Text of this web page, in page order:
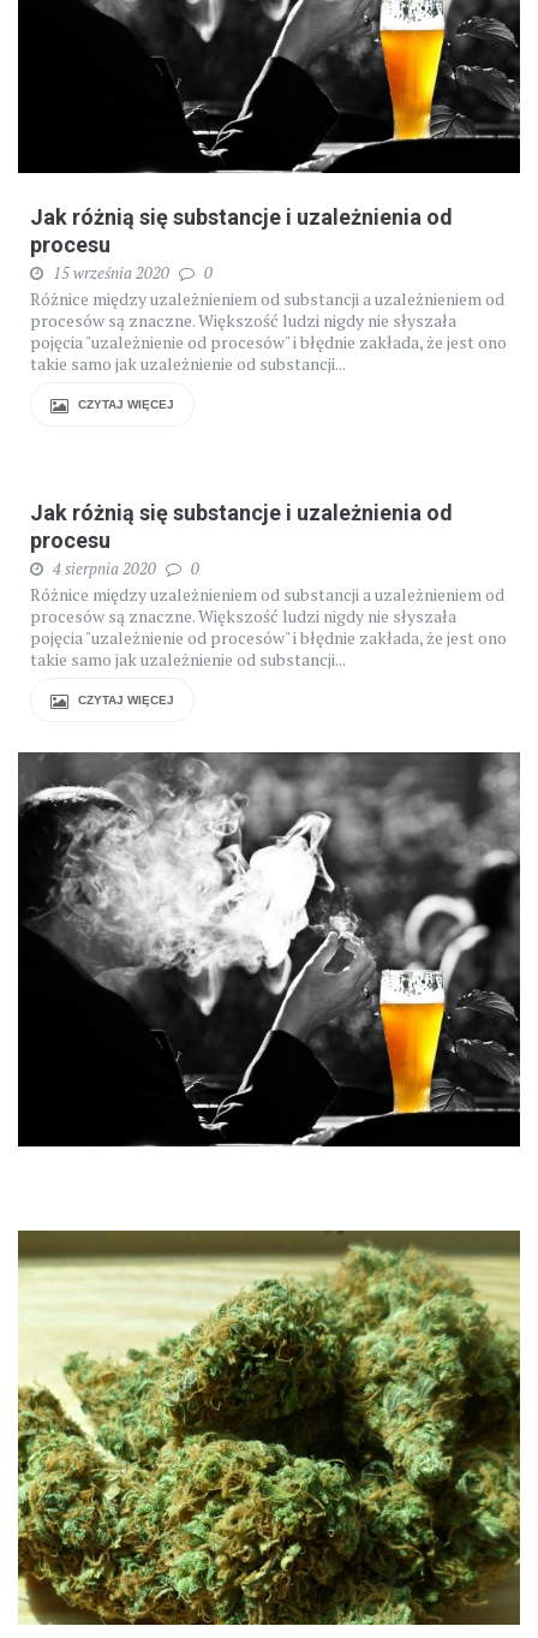
Jak różnią się substancje i uzależnienia od
procesu
15 września 2020 0
Różnice między uzależnieniem od substancji a uzależnieniem od
procesów są znaczne. Większość ludzi nigdy nie słyszała
pojęcia "uzależnienie od procesów" i błędnie zakłada, że jest ono
takie samo jak uzależnienie od substancji...
CZYTAJ WIĘCEJ
Jak różnią się substancje i uzależnienia od
procesu
4 sierpnia 2020 0
Różnice między uzależnieniem od substancji a uzależnieniem od
procesów są znaczne. Większość ludzi nigdy nie słyszała
pojęcia "uzależnienie od procesów" i błędnie zakłada, że jest ono
takie samo jak uzależnienie od substancji...
CZYTAJ WIĘCEJ